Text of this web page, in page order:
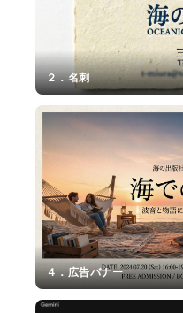
ー
ク２．名刺
３．
ャ
ラ
ク
タ
ー４．広告バナー